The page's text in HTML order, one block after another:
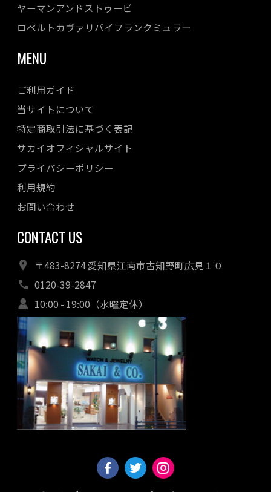
ヤーマンアンドストゥービ
ロベルトカヴァリバイフランクミュラー
MENU
ご利用ガイド
当サイトについて
特定商取引法に基づく表記
サカイオフィシャルサイト
プライバシーポリシー
利用規約
お問い合わせ
CONTACT US
〒483-8274 愛知県江南市古知野町広見１０
0120-39-2847
10:00 - 19:00（水曜定休）